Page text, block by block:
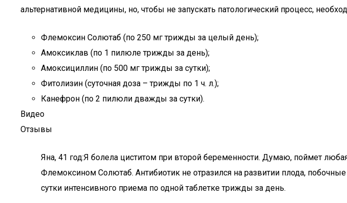
альтернативной медицины, но, чтобы не запускать патологический процесс,
Флемоксин Солютаб (по 250 мг трижды за целый день);
Амоксиклав (по 1 пилюле трижды за день);
Амоксициллин (по 500 мг трижды за сутки);
Фитолизин (суточная доза – трижды по 1 ч. л.);
Канефрон (по 2 пилюли дважды за сутки).
Видео
Отзывы
Яна, 41 год:­Я болела циститом при второй беременности. Думаю, поймет
Флемоксином Солютаб. Антибиотик не отразился на развитии плода,
сутки интенсивного приема по одной таблетке трижды за день.